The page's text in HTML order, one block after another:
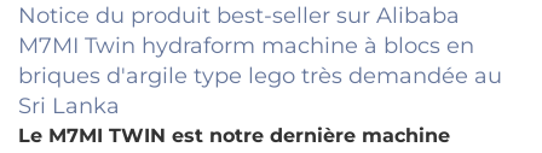
Notice du produit best-seller sur Alibaba
M7MI Twin hydraform machine à blocs en
briques d'argile type lego très demandée au
Sri Lanka
Le M7MI TWIN est notre dernière machine